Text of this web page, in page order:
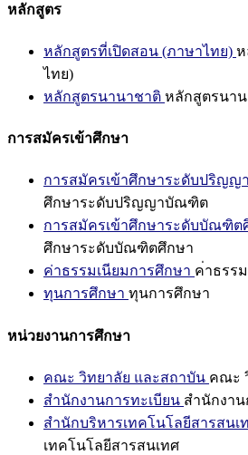
หลักสูตร
หลักสูตรที่เปิดสอน (ภาษาไทย) ห
ไทย)
หลักสูตรนานาชาติ หลักสูตรนา
การสมัครเข้าศึกษา
การสมัครเข้าศึกษาระดับปริญ
ศึกษาระดับปริญญาบัณฑิต
การสมัครเข้าศึกษาระดับบัณฑิต
ศึกษาระดับบัณฑิตศึกษา
ค่าธรรมเนียมการศึกษา ค่าธรร
ทุนการศึกษา ทุนการศึกษา
หน่วยงานการศึกษา
คณะ วิทยาลัย และสถาบัน คณะ
สำนักงานการทะเบียน สำนักงาน
สำนักบริหารเทคโนโลยีสารสนเ
เทคโนโลยีสารสนเทศ